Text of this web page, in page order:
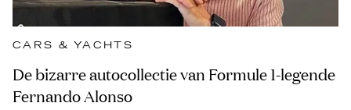
CARS & YACHTS
De bizarre autocollectie van Formule 1-legende
Fernando Alonso